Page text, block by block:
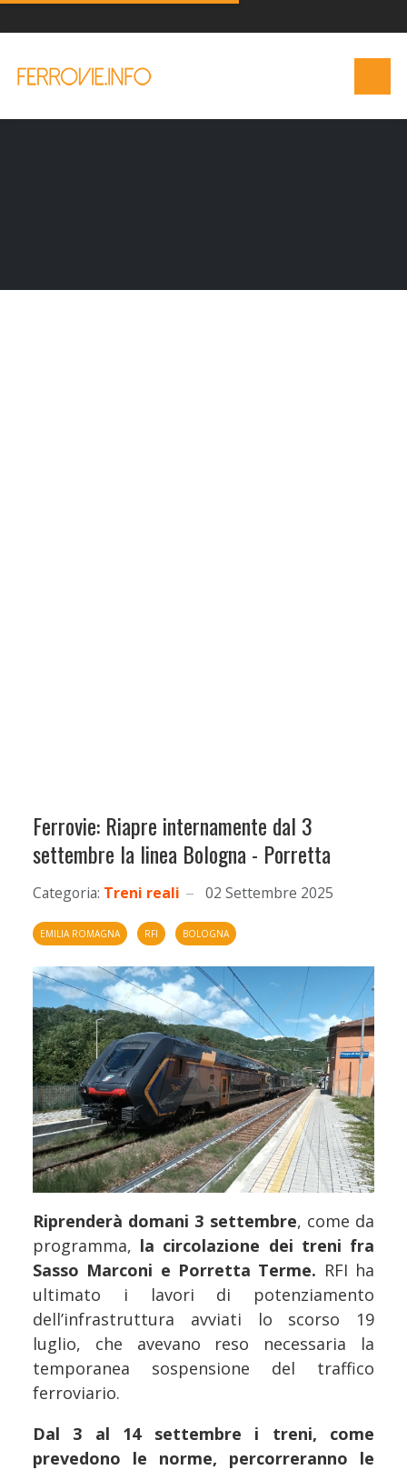
Ferrovie: Riapre internamente dal 3
settembre la linea Bologna - Porretta
Categoria: Treni reali 02 Settembre 2025
EMILIA ROMAGNA RFI BOLOGNA
Riprenderà domani 3 settembre, come da
programma, la circolazione dei treni fra
Sasso Marconi e Porretta Terme. RFI ha
ultimato i lavori di potenziamento
dell’infrastruttura avviati lo scorso 19
luglio, che avevano reso necessaria la
temporanea sospensione del traffico
ferroviario.
Dal 3 al 14 settembre i treni, come
prevedono le norme, percorreranno le